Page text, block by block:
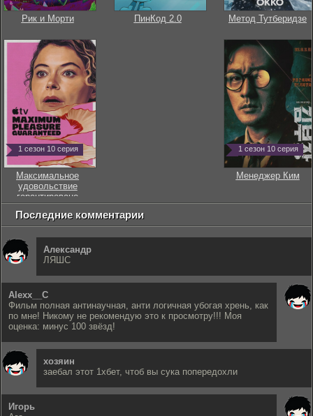
Рик и Морти ПинКод 2.0 Метод Тутберидзе
1 сезон 10 серия
Максимальное
удовольствие
гарантировано
1 сезон 10 серия
Менеджер Ким
Последние комментарии
Александр
ЛЯШС
Alexx__C
Фильм полная антинаучная, анти логичная убогая хрень, как
по мне! Никому не рекомендую это к просмотру!!! Моя
оценка: минус 100 звёзд!
хозяин
заебал этот 1хбет, чтоб вы сука попередохли
Игорь